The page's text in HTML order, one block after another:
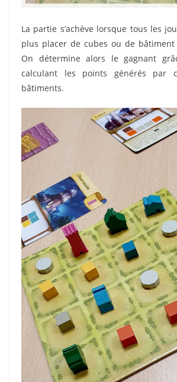
La partie s’achève lorsque tous les
plus placer de cubes ou de
On détermine alors le gagnant
calculant les points générés par
bâtiments.